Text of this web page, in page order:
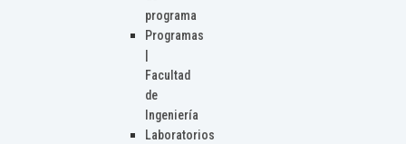
programa
Programas
Facultad
de
Ingeniería
Laboratorios